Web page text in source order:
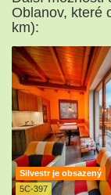
Oblanov, které
km):
Silvestr je obsazený
5C-397